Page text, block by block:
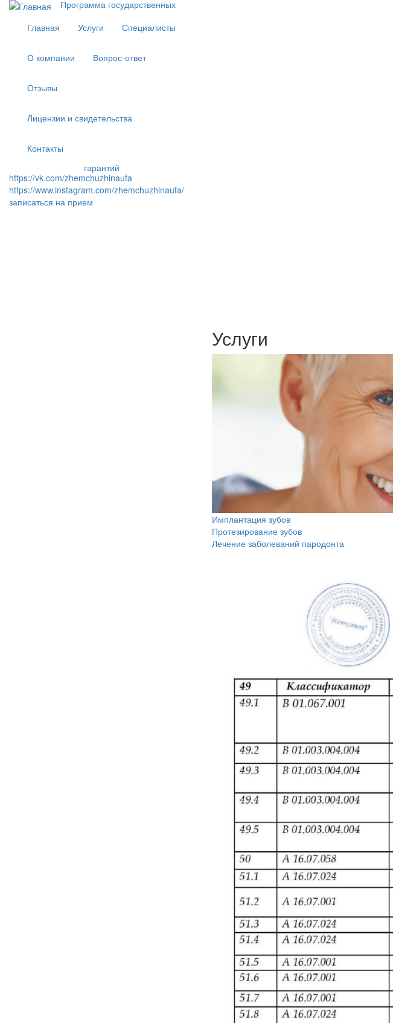
Перейти
основномуГлавная Услуги Специалисты
О компании Вопрос-ответ
Отзывы
Лицензии и свидетельства
Контакты
Программа государственных
гарантий
https://vk.com/zhemchuzhinaufa
https://www.instagram.com/zhemchuzhinaufa/
записаться на прием
Услуги
Имплантация зубов
Протезирование зубов
Лечение заболеваний пародонта